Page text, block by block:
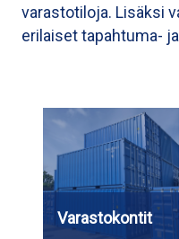
varastotiloja. Lisäksi
erilaiset tapahtuma-
Varastokontit